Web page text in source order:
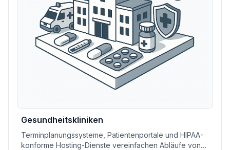
Gesundheitskliniken
Terminplanungssysteme, Patientenportale und HIPAA-
konforme Hosting-Dienste vereinfachen Abläufe von